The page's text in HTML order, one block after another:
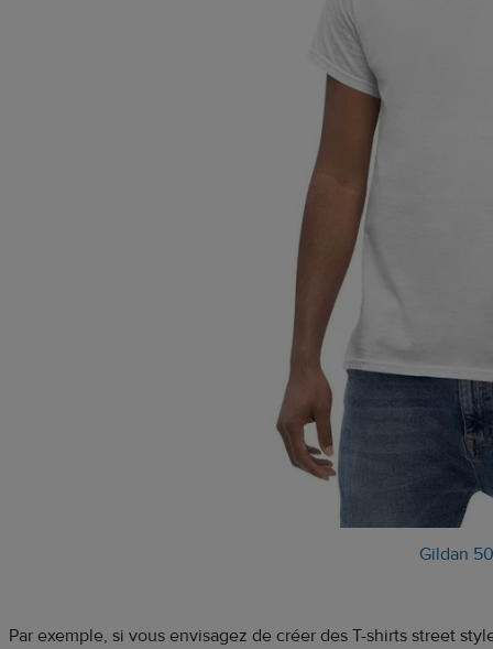
Gildan
Par exemple, si vous envisagez de créer des T-shirts street